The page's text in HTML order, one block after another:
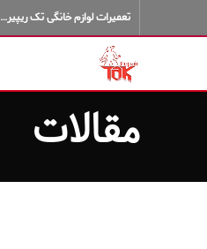
تعمیرات لوازم خانگی تک ریپیر…
مقالات